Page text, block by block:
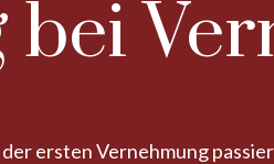
ersten Vernehmung